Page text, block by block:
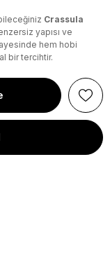
Crassula
yapısı ve
hem hobi
bir tercihtir.